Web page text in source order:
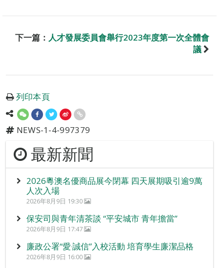
下一篇： 人才發展委員會舉行2023年度第一次全體會
議
列印本頁
NEWS-1-4-997379
最新新聞
2026粵澳名優商品展今閉幕 四天展期吸引逾9萬
人次入場
2026年8月9日 19:30
保安司與青年清茶談 “平安城市 青年擔當”
2026年8月9日 17:47
廉政公署“愛‧誠信”入校活動 培育學生廉潔品格
2026年8月9日 16:00